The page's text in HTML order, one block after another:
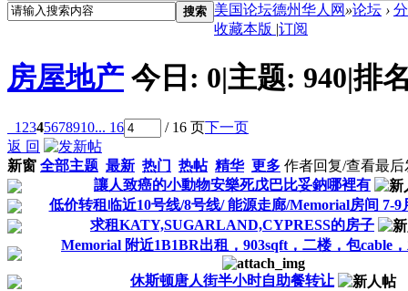
搜索 美国论坛德州华人网 »论坛 ›
收藏本版 |订阅
房屋地产 今日: 0|主题: 940|排
1 2345678910... 16 / 16 页下一页
返 回
新窗 全部主题 最新 热门 热帖 精华 更多 作者回复/查看最后
讓人致癌的小動物安樂死戊巴比妥鈉哪裡有
低价转租临近10号线/8号线/ 能源走廊/Memorial房间 7-9
求租KATY,SUGARLAND,CYPRESS的房子
Memorial 附近1B1BR出租，903sqft，二楼，包cable
休斯顿唐人街半小时自助餐转让